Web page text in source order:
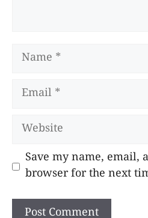
Name
Email
Website
Save my name, email,
browser for the next